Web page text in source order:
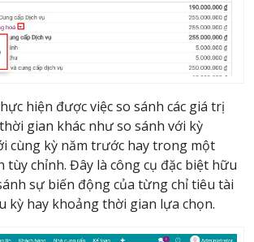
hiện được việc so sánh các giá trị
gian khác như so sánh với kỳ
cùng kỳ năm trước hay trong một
tùy chỉnh. Đây là công cụ đặc biệt hữu
sự biến động của từng chỉ tiêu tài
kỳ hay khoảng thời gian lựa chọn.